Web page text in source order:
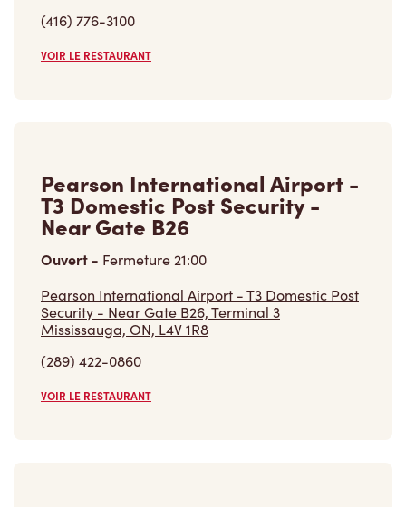
(416) 776-3100
VOIR LE RESTAURANT
Pearson International Airport -
T3 Domestic Post Security -
Near Gate B26
Ouvert - Fermeture21:00
Pearson International Airport - T3 Domestic Post
Security - Near Gate B26, Terminal 3
Mississauga, ON, L4V 1R8
(289) 422-0860
VOIR LE RESTAURANT